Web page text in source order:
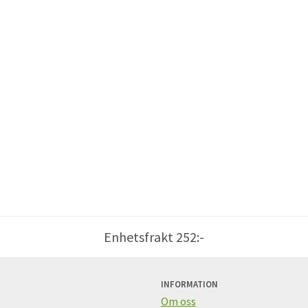
Enhetsfrakt 252:-
INFORMATION
Om oss